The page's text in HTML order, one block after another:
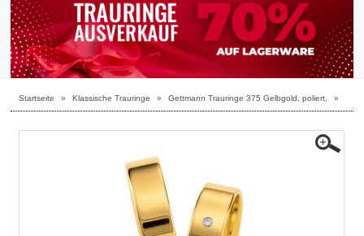
Startseite » Klassische Trauringe » Gettmann Trauringe 375 Gelbgold, poliert, »